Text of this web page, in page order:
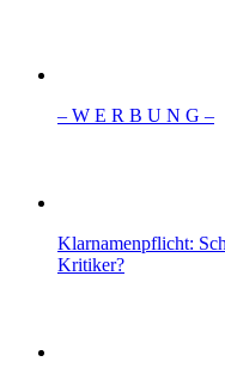
– W Ε R Β U Ν G –
Klarnamenpflicht:
Kritiker?